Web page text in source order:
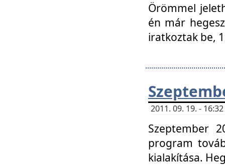
Örömmel
én már
iratkoztak be,
2011. 09. 19. -
Szeptember
program
kialakítása.